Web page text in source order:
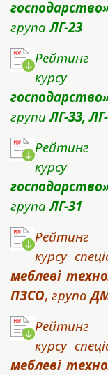
групаЛГ-23
курсу
групиЛГ-33,
курсу
групаЛГ-31
курсу
меблеві
ПЗСО, група
курсу
меблеві